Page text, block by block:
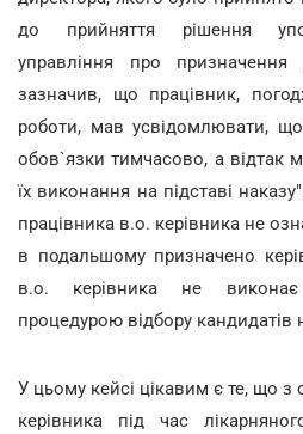
до прийняття рішення
управління про призначення
зазначив, що працівник,
роботи, мав усвідомлювати,
обов`язки тимчасово, а відтак
їх виконання на підставі
працівника в.о. керівника не
в подальшому призначено
в.о. керівника не виконає
процедурою відбору кандидатів
У цьому кейсі цікавим є те, що з
керівника під час